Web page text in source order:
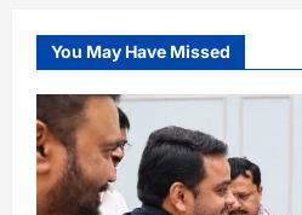
You May Have Missed